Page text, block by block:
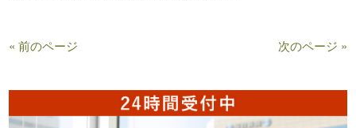
« 前のページ 次のページ »